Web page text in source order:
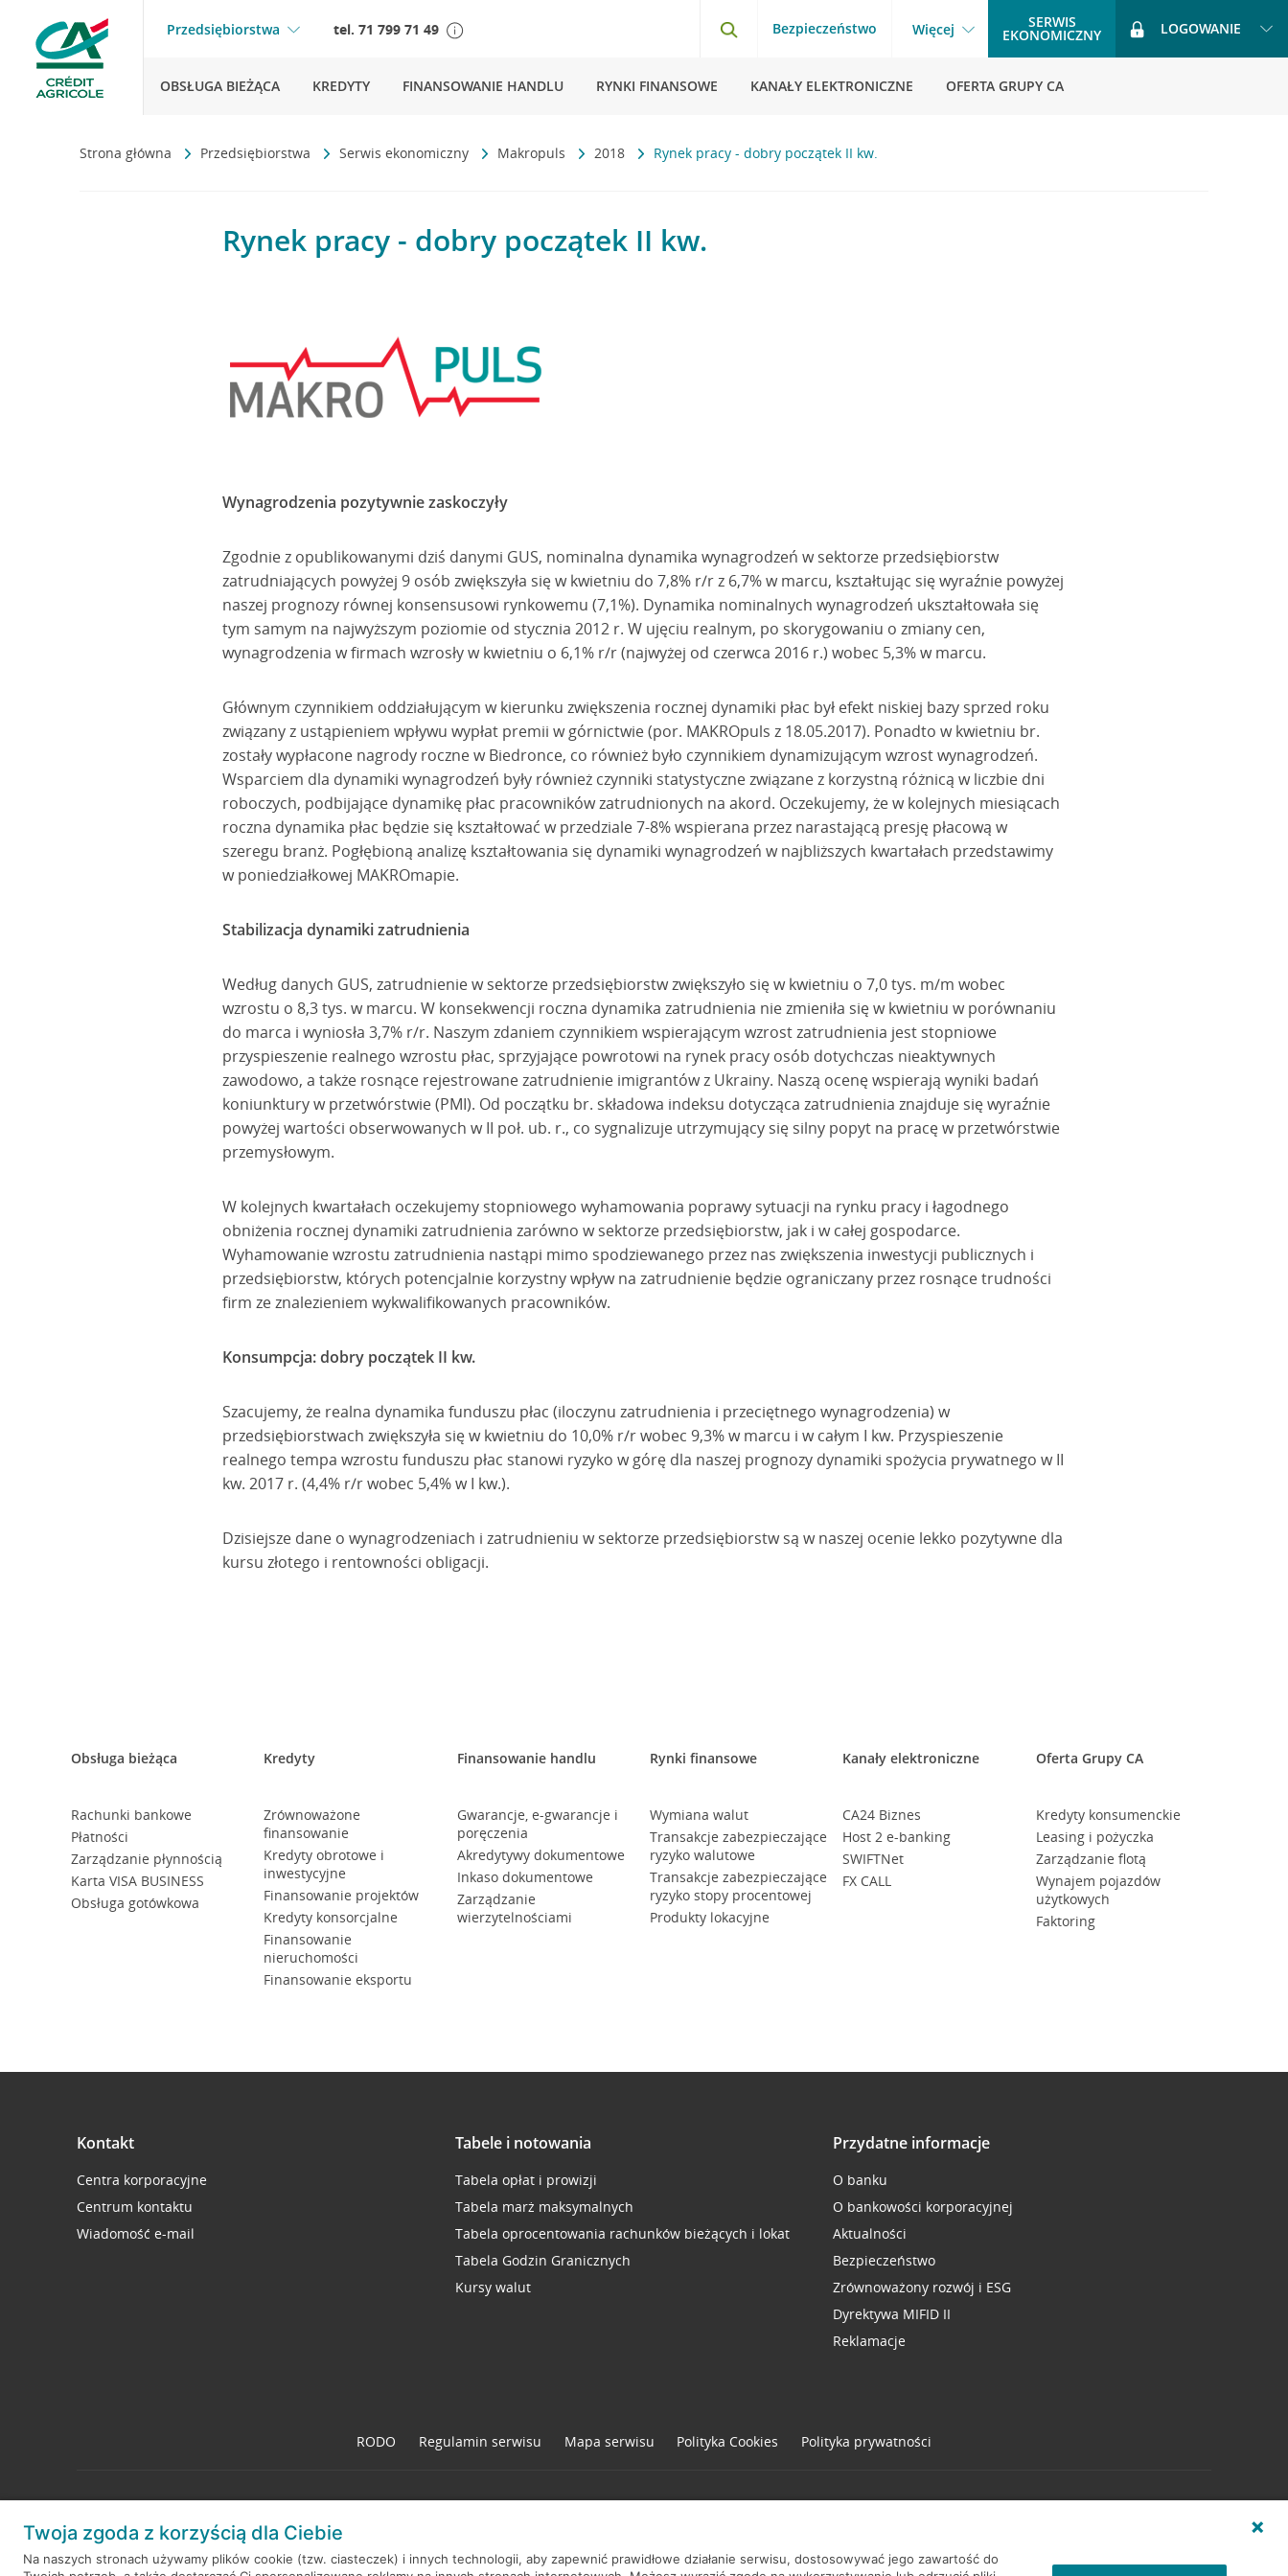
Przedsiębiorstwa tel. 71 799 71 49 Bezpieczeństwo Więcej SERWIS
EKONOMICZNY LOGOWANIE
OBSŁUGA BIEŻĄCA KREDYTY FINANSOWANIE HANDLU RYNKI FINANSOWE KANAŁY ELEKTRONICZNE OFERTA GRUPY CA
Strona główna Przedsiębiorstwa Serwis ekonomiczny Makropuls 2018 Rynek pracy - dobry początek II kw.
Rynek pracy - dobry początek II kw.
Wynagrodzenia pozytywnie zaskoczyły
Zgodnie z opublikowanymi dziś danymi GUS, nominalna dynamika wynagrodzeń w sektorze przedsiębiorstw
zatrudniających powyżej 9 osób zwiększyła się w kwietniu do 7,8% r/r z 6,7% w marcu, kształtując się wyraźnie powyżej
naszej prognozy równej konsensusowi rynkowemu (7,1%). Dynamika nominalnych wynagrodzeń ukształtowała się
tym samym na najwyższym poziomie od stycznia 2012 r. W ujęciu realnym, po skorygowaniu o zmiany cen,
wynagrodzenia w firmach wzrosły w kwietniu o 6,1% r/r (najwyżej od czerwca 2016 r.) wobec 5,3% w marcu.
Głównym czynnikiem oddziałującym w kierunku zwiększenia rocznej dynamiki płac był efekt niskiej bazy sprzed roku
związany z ustąpieniem wpływu wypłat premii w górnictwie (por. MAKROpuls z 18.05.2017). Ponadto w kwietniu br.
zostały wypłacone nagrody roczne w Biedronce, co również było czynnikiem dynamizującym wzrost wynagrodzeń.
Wsparciem dla dynamiki wynagrodzeń były również czynniki statystyczne związane z korzystną różnicą w liczbie dni
roboczych, podbijające dynamikę płac pracowników zatrudnionych na akord. Oczekujemy, że w kolejnych miesiącach
roczna dynamika płac będzie się kształtować w przedziale 7-8% wspierana przez narastającą presję płacową w
szeregu branż. Pogłębioną analizę kształtowania się dynamiki wynagrodzeń w najbliższych kwartałach przedstawimy
w poniedziałkowej MAKROmapie.
Stabilizacja dynamiki zatrudnienia
Według danych GUS, zatrudnienie w sektorze przedsiębiorstw zwiększyło się w kwietniu o 7,0 tys. m/m wobec
wzrostu o 8,3 tys. w marcu. W konsekwencji roczna dynamika zatrudnienia nie zmieniła się w kwietniu w porównaniu
do marca i wyniosła 3,7% r/r. Naszym zdaniem czynnikiem wspierającym wzrost zatrudnienia jest stopniowe
przyspieszenie realnego wzrostu płac, sprzyjające powrotowi na rynek pracy osób dotychczas nieaktywnych
zawodowo, a także rosnące rejestrowane zatrudnienie imigrantów z Ukrainy. Naszą ocenę wspierają wyniki badań
koniunktury w przetwórstwie (PMI). Od początku br. składowa indeksu dotycząca zatrudnienia znajduje się wyraźnie
powyżej wartości obserwowanych w II poł. ub. r., co sygnalizuje utrzymujący się silny popyt na pracę w przetwórstwie
przemysłowym.
W kolejnych kwartałach oczekujemy stopniowego wyhamowania poprawy sytuacji na rynku pracy i łagodnego
obniżenia rocznej dynamiki zatrudnienia zarówno w sektorze przedsiębiorstw, jak i w całej gospodarce.
Wyhamowanie wzrostu zatrudnienia nastąpi mimo spodziewanego przez nas zwiększenia inwestycji publicznych i
przedsiębiorstw, których potencjalnie korzystny wpływ na zatrudnienie będzie ograniczany przez rosnące trudności
firm ze znalezieniem wykwalifikowanych pracowników.
Konsumpcja: dobry początek II kw.
Szacujemy, że realna dynamika funduszu płac (iloczynu zatrudnienia i przeciętnego wynagrodzenia) w
przedsiębiorstwach zwiększyła się w kwietniu do 10,0% r/r wobec 9,3% w marcu i w całym I kw. Przyspieszenie
realnego tempa wzrostu funduszu płac stanowi ryzyko w górę dla naszej prognozy dynamiki spożycia prywatnego w II
kw. 2017 r. (4,4% r/r wobec 5,4% w I kw.).
Dzisiejsze dane o wynagrodzeniach i zatrudnieniu w sektorze przedsiębiorstw są w naszej ocenie lekko pozytywne dla
kursu złotego i rentowności obligacji.
Obsługa bieżąca
Rachunki bankowe
Płatności
Zarządzanie płynnością
Karta VISA BUSINESS
Obsługa gotówkowa
Kredyty
Zrównoważone
finansowanie
Kredyty obrotowe i
inwestycyjne
Finansowanie projektów
Kredyty konsorcjalne
Finansowanie
nieruchomości
Finansowanie eksportu
Finansowanie handlu
Gwarancje, e-gwarancje i
poręczenia
Akredytywy dokumentowe
Inkaso dokumentowe
Zarządzanie
wierzytelnościami
Rynki finansowe
Wymiana walut
Transakcje zabezpieczające
ryzyko walutowe
Transakcje zabezpieczające
ryzyko stopy procentowej
Produkty lokacyjne
Kanały elektroniczne
CA24 Biznes
Host 2 e-banking
SWIFTNet
FX CALL
Oferta Grupy CA
Kredyty konsumenckie
Leasing i pożyczka
Zarządzanie flotą
Wynajem pojazdów
użytkowych
Faktoring
Kontakt
Centra korporacyjne
Centrum kontaktu
Wiadomość e-mail
Tabele i notowania
Tabela opłat i prowizji
Tabela marż maksymalnych
Tabela oprocentowania rachunków bieżących i lokat
Tabela Godzin Granicznych
Kursy walut
Przydatne informacje
O banku
O bankowości korporacyjnej
Aktualności
Bezpieczeństwo
Zrównoważony rozwój i ESG
Dyrektywa MIFID II
Reklamacje
RODO Regulamin serwisu Mapa serwisu Polityka Cookies Polityka prywatności
© 2026 Credit Agricole Bank Polska S.A. Wszelkie prawa zastrzeżone
Twoja zgoda z korzyścią dla Ciebie
Na naszych stronach używamy plików cookie (tzw. ciasteczek) i innych technologii, aby zapewnić prawidłowe działanie serwisu, dostosowywać jego zawartość do